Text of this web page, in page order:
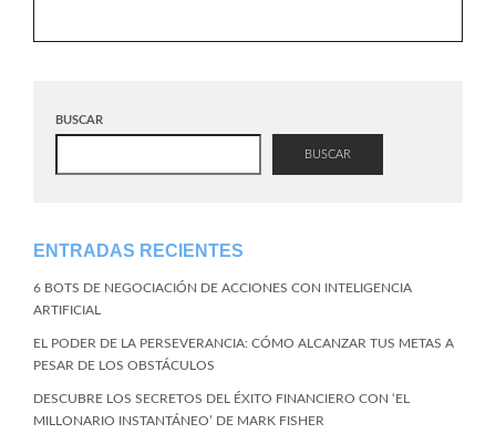
BUSCAR
BUSCAR
ENTRADAS RECIENTES
6 BOTS DE NEGOCIACIÓN DE ACCIONES CON INTELIGENCIA
ARTIFICIAL
EL PODER DE LA PERSEVERANCIA: CÓMO ALCANZAR TUS METAS A
PESAR DE LOS OBSTÁCULOS
DESCUBRE LOS SECRETOS DEL ÉXITO FINANCIERO CON ‘EL
MILLONARIO INSTANTÁNEO’ DE MARK FISHER